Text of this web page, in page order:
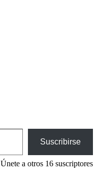
Suscribirse
Únete a otros 16 suscriptores